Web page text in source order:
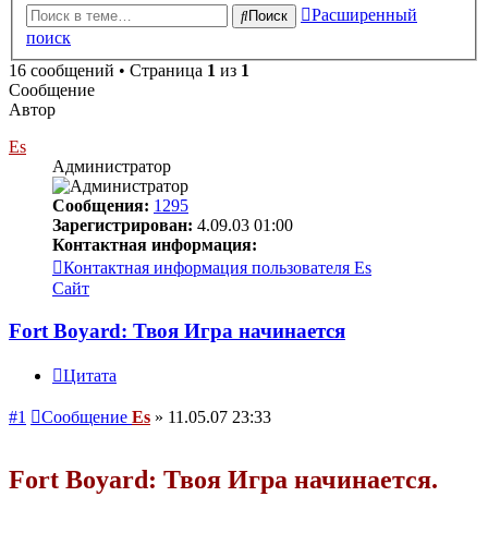
Поиск
Расширенный
поиск
16 сообщений • Страница 1 из 1
Сообщение
Автор
Es
Администратор
Сообщения: 1295
Зарегистрирован: 4.09.03 01:00
Контактная информация:
Контактная информация пользователя Es
Сайт
Fort Boyard: Твоя Игра начинается
Цитата
#1 Сообщение Es » 11.05.07 23:33
Fort Boyard: Твоя Игра начинается.